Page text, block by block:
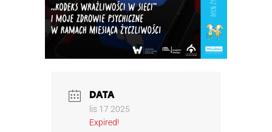
DATA
lis 17 2025
Expired!